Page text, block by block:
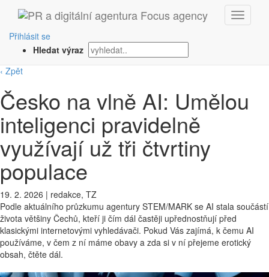
Přihlásit se
Hledat výraz
‹ Zpět
Česko na vlně AI: Umělou
inteligenci pravidelně
využívají už tři čtvrtiny
populace
19. 2. 2026 | redakce, TZ
Podle aktuálního průzkumu agentury STEM/MARK se AI stala součástí
života většiny Čechů, kteří ji čím dál častěji upřednostňují před
klasickými internetovými vyhledávači. Pokud Vás zajímá, k čemu AI
používáme, v čem z ní máme obavy a zda si v ní přejeme erotický
obsah, čtěte dál.